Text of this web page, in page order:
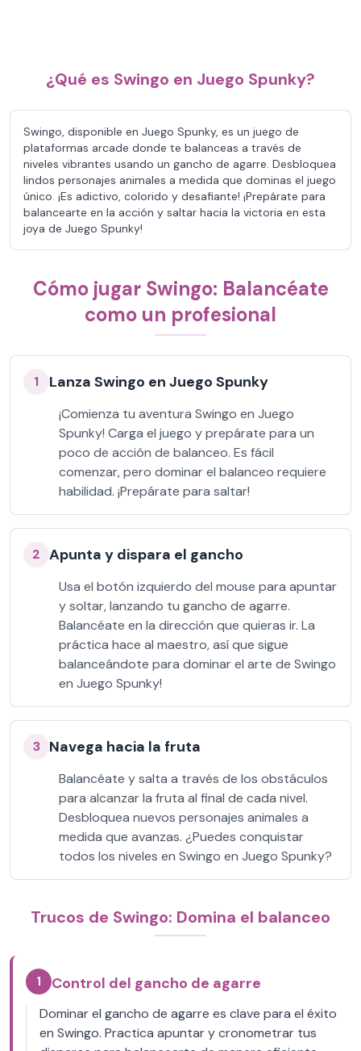
¿Qué es Swingo en Juego Spunky?
Swingo, disponible en Juego Spunky, es un juego de
plataformas arcade donde te balanceas a través de
niveles vibrantes usando un gancho de agarre. Desbloquea
lindos personajes animales a medida que dominas el juego
único. ¡Es adictivo, colorido y desafiante! ¡Prepárate para
balancearte en la acción y saltar hacia la victoria en esta
joya de Juego Spunky!
Cómo jugar Swingo: Balancéate
como un profesional
1 Lanza Swingo en Juego Spunky
¡Comienza tu aventura Swingo en Juego
Spunky! Carga el juego y prepárate para un
poco de acción de balanceo. Es fácil
comenzar, pero dominar el balanceo requiere
habilidad. ¡Prepárate para saltar!
2 Apunta y dispara el gancho
Usa el botón izquierdo del mouse para apuntar
y soltar, lanzando tu gancho de agarre.
Balancéate en la dirección que quieras ir. La
práctica hace al maestro, así que sigue
balanceándote para dominar el arte de Swingo
en Juego Spunky!
3 Navega hacia la fruta
Balancéate y salta a través de los obstáculos
para alcanzar la fruta al final de cada nivel.
Desbloquea nuevos personajes animales a
medida que avanzas. ¿Puedes conquistar
todos los niveles en Swingo en Juego Spunky?
Trucos de Swingo: Domina el balanceo
1 Control del gancho de agarre
Dominar el gancho de agarre es clave para el éxito
en Swingo. Practica apuntar y cronometrar tus